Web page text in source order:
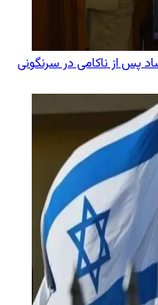
پس از ناکامی در سرنگونی